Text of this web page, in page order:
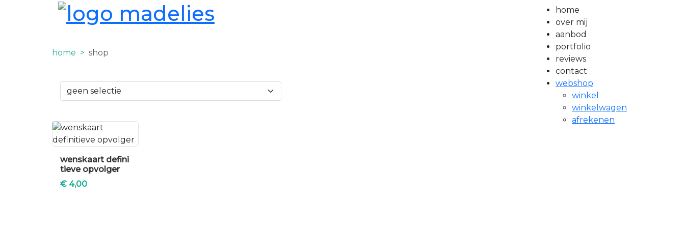
home
over mij
aanbod
portfolio
reviews
contact
webshop
winkel
winkelwagen
afrekenen
home shop
wenskaart defini
tieve opvolger
€ 4,00